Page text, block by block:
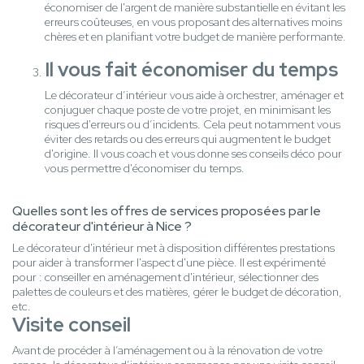
économiser de l'argent de manière substantielle en évitant les
erreurs coûteuses, en vous proposant des alternatives moins
chères et en planifiant votre budget de manière performante.
Il vous fait économiser du temps
Le décorateur d’intérieur vous aide à orchestrer, aménager et
conjuguer chaque poste de votre projet, en minimisant les
risques d'erreurs ou d’incidents. Cela peut notamment vous
éviter des retards ou des erreurs qui augmentent le budget
d'origine. Il vous coach et vous donne ses conseils déco pour
vous permettre d'économiser du temps.
Quelles sont les offres de services proposées par le
décorateur d'intérieur à Nice ?
Le décorateur d'intérieur met à disposition différentes prestations
pour aider à transformer l'aspect d'une pièce. Il est expérimenté
pour : conseiller en aménagement d'intérieur, sélectionner des
palettes de couleurs et des matières, gérer le budget de décoration,
etc.
Visite conseil
Avant de procéder à l’aménagement ou à la rénovation de votre